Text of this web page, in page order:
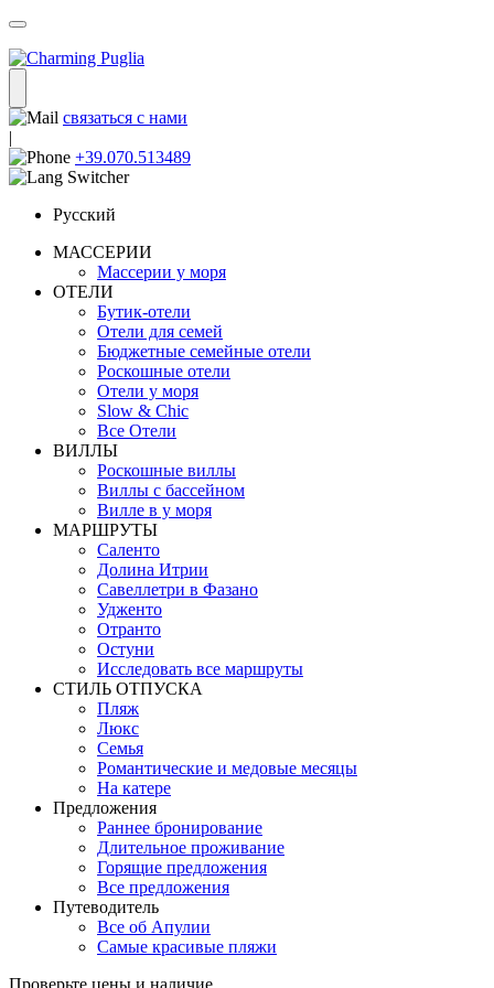
связаться с нами
|
+39.070.513489
Русский
МАССЕРИИ
Массерии у моря
ОТЕЛИ
Бутик-отели
Отели для семей
Бюджетные семейные отели
Роскошные отели
Отели у моря
Slow & Chic
Все Отели
ВИЛЛЫ
Роскошные виллы
Виллы с бассейном
Вилле в у моря
MАРШРУТЫ
Саленто
Долина Итрии
Савеллетри в Фазано
Удженто
Отранто
Остуни
Исследовать все маршруты
СТИЛЬ OТПУСКА
Пляж
Люкс
Семья
Романтические и медовые месяцы
На катере
Предложения
Раннее бронирование
Длительное проживание
Горящие предложения
Все предложения
Путеводитель
Все об Апулии
Самые красивые пляжи
Проверьте цены и наличие